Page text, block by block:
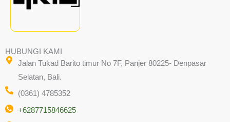
HUBUNGI KAMI
Jalan Tukad Barito timur No 7F, Panjer 80225- Denpasar
Selatan, Bali.
(0361) 4785352
+6287715846625